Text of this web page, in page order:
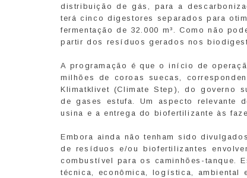
distribuição de gás, para a
terá cinco digestores separados para
fermentação de 32.000 m³. Como não
partir dos resíduos gerados nos
A programação é que o início de
milhões de coroas suecas,
Klimatklivet (Climate Step), do governo
de gases estufa. Um aspecto
usina e a entrega do biofertilizante às
Embora ainda não tenham sido
de resíduos e/ou biofertilizantes
combustível para os caminhões-tanque.
técnica, econômica, logística,